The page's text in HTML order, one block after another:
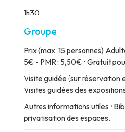
1h30
Groupe
Prix(max. 15 personnes)
5€ - PMR : 5,50€ • Gratuit
Visite guidée(sur réservation
Visites guidées des
Autres informations utiles •
privatisation des espaces.